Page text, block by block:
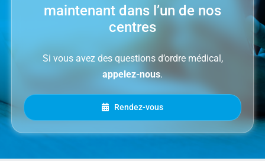
maintenant dans l’un de nos
centres
Si vous avez des questions d’ordre médical,
appelez-nous.
Rendez-vous